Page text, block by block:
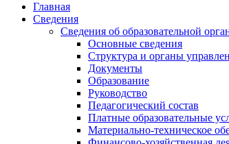
Главная
Сведения
Сведения об образовательной
Основные сведения
Структура и органы
Документы
Образование
Руководство
Педагогический состав
Платные образовательные
Материально-техническое